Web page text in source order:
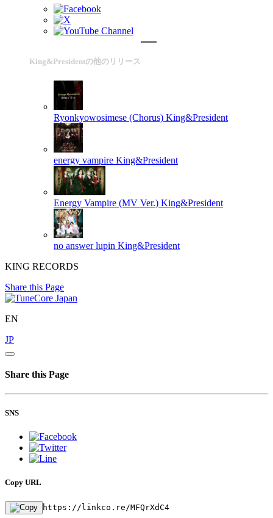
King&Presidentの他のリリース
Ryonkyowosimese (Chorus) King&President
energy vampire King&President
Energy Vampire (MV Ver.) King&President
no answer lupin King&President
KING RECORDS
Share this Page
EN
JP
Share this Page
SNS
Copy URL
https://linkco.re/MFQrXdC4